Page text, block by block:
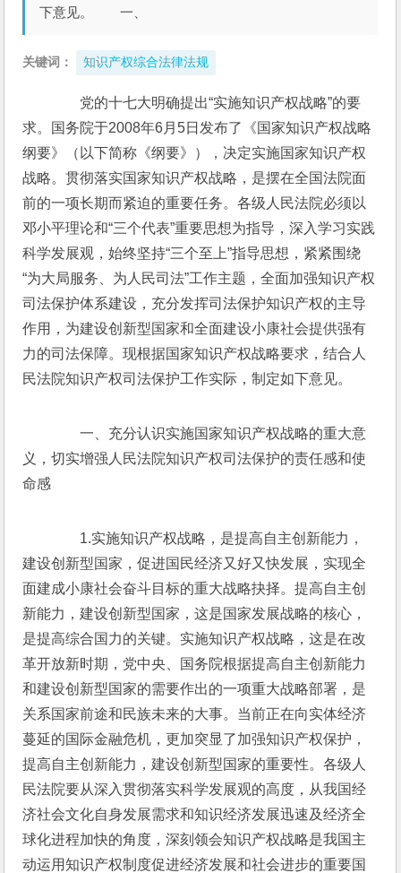
下意见。 一、
关键词： 知识产权综合法律法规
党的十七大明确提出“实施知识产权战略”的要
求。国务院于2008年6月5日发布了《国家知识产权战略
纲要》（以下简称《纲要》），决定实施国家知识产权
战略。贯彻落实国家知识产权战略，是摆在全国法院面
前的一项长期而紧迫的重要任务。各级人民法院必须以
邓小平理论和“三个代表”重要思想为指导，深入学习实践
科学发展观，始终坚持“三个至上”指导思想，紧紧围绕
“为大局服务、为人民司法”工作主题，全面加强知识产权
司法保护体系建设，充分发挥司法保护知识产权的主导
作用，为建设创新型国家和全面建设小康社会提供强有
力的司法保障。现根据国家知识产权战略要求，结合人
民法院知识产权司法保护工作实际，制定如下意见。
一、充分认识实施国家知识产权战略的重大意
义，切实增强人民法院知识产权司法保护的责任感和使
命感
1.实施知识产权战略，是提高自主创新能力，
建设创新型国家，促进国民经济又好又快发展，实现全
面建成小康社会奋斗目标的重大战略抉择。提高自主创
新能力，建设创新型国家，这是国家发展战略的核心，
是提高综合国力的关键。实施知识产权战略，这是在改
革开放新时期，党中央、国务院根据提高自主创新能力
和建设创新型国家的需要作出的一项重大战略部署，是
关系国家前途和民族未来的大事。当前正在向实体经济
蔓延的国际金融危机，更加突显了加强知识产权保护，
提高自主创新能力，建设创新型国家的重要性。各级人
民法院要从深入贯彻落实科学发展观的高度，从我国经
济社会文化自身发展需求和知识经济发展迅速及经济全
球化进程加快的角度，深刻领会知识产权战略是我国主
动运用知识产权制度促进经济发展和社会进步的重要国